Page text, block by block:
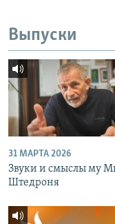
Выпуски
31 МАРТА 2026
Звуки и смыслы му
Штедроня